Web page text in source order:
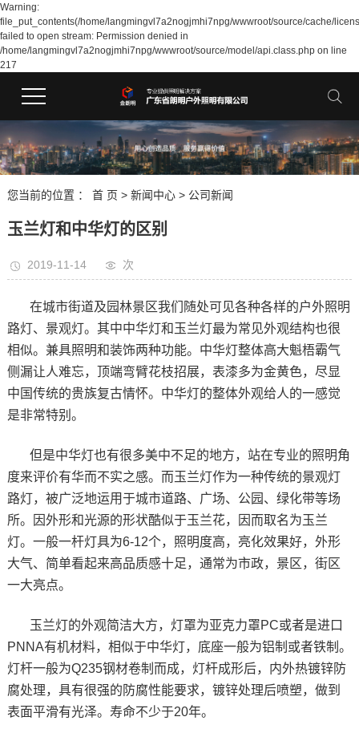
Warning:
file_put_contents(/home/langmingvl7a2nogjmhi7npg/wwwroot/source/cache/
failed to open stream: Permission denied in
/home/langmingvl7a2nogjmhi7npg/wwwroot/source/model/api.class.php on line
217
您当前的位置 ： 首 页 > 新闻中心> 公司新闻
玉兰灯和中华灯的区别
2019-11-14 次
在城市街道及园林景区我们随处可见各种各样的户外照明
路灯、景观灯。其中中华灯和玉兰灯最为常见外观结构也很
相似。兼具照明和装饰两种功能。中华灯整体高大魁梧霸气
侧漏让人难忘，顶端弯臂花枝招展，表漆多为金黄色，尽显
中国传统的贵族复古情怀。中华灯的整体外观给人的一感觉
是非常特别。
但是中华灯也有很多美中不足的地方，站在专业的照明角
度来评价有华而不实之感。而玉兰灯作为一种传统的景观灯
路灯，被广泛地运用于城市道路、广场、公园、绿化带等场
所。因外形和光源的形状酷似于玉兰花，因而取名为玉兰
灯。一般一杆灯具为6-12个，照明度高，亮化效果好，外形
大气、简单看起来高品质感十足，通常为市政，景区，街区
一大亮点。
玉兰灯的外观简洁大方，灯罩为亚克力罩PC或者是进口
PNNA有机材料，相似于中华灯，底座一般为铝制或者铁制。
灯杆一般为Q235钢材卷制而成，灯杆成形后，内外热镀锌防
腐处理，具有很强的防腐性能要求，镀锌处理后喷塑，做到
表面平滑有光泽。寿命不少于20年。